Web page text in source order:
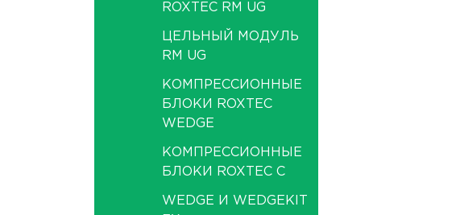
ROXTEC RM UG
ЦЕЛЬНЫЙ МОДУЛЬ
RM UG
КОМПРЕССИОННЫЕ
БЛОКИ ROXTEC
WEDGE
КОМПРЕССИОННЫЕ
БЛОКИ ROXTEC C
WEDGE И WEDGEKIT